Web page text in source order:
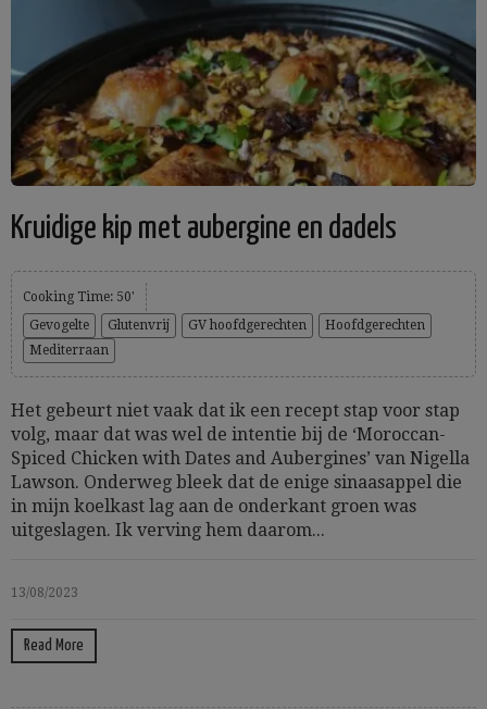
Kruidige kip met aubergine en dadels
Cooking Time: 50'
Gevogelte
Glutenvrij GV hoofdgerechten
Hoofdgerechten
Mediterraan
Het gebeurt niet vaak dat ik een recept stap voor stap
volg, maar dat was wel de intentie bij de ‘Moroccan-
Spiced Chicken with Dates and Aubergines’ van Nigella
Lawson. Onderweg bleek dat de enige sinaasappel die
in mijn koelkast lag aan de onderkant groen was
uitgeslagen. Ik verving hem daarom...
13/08/2023
Read More